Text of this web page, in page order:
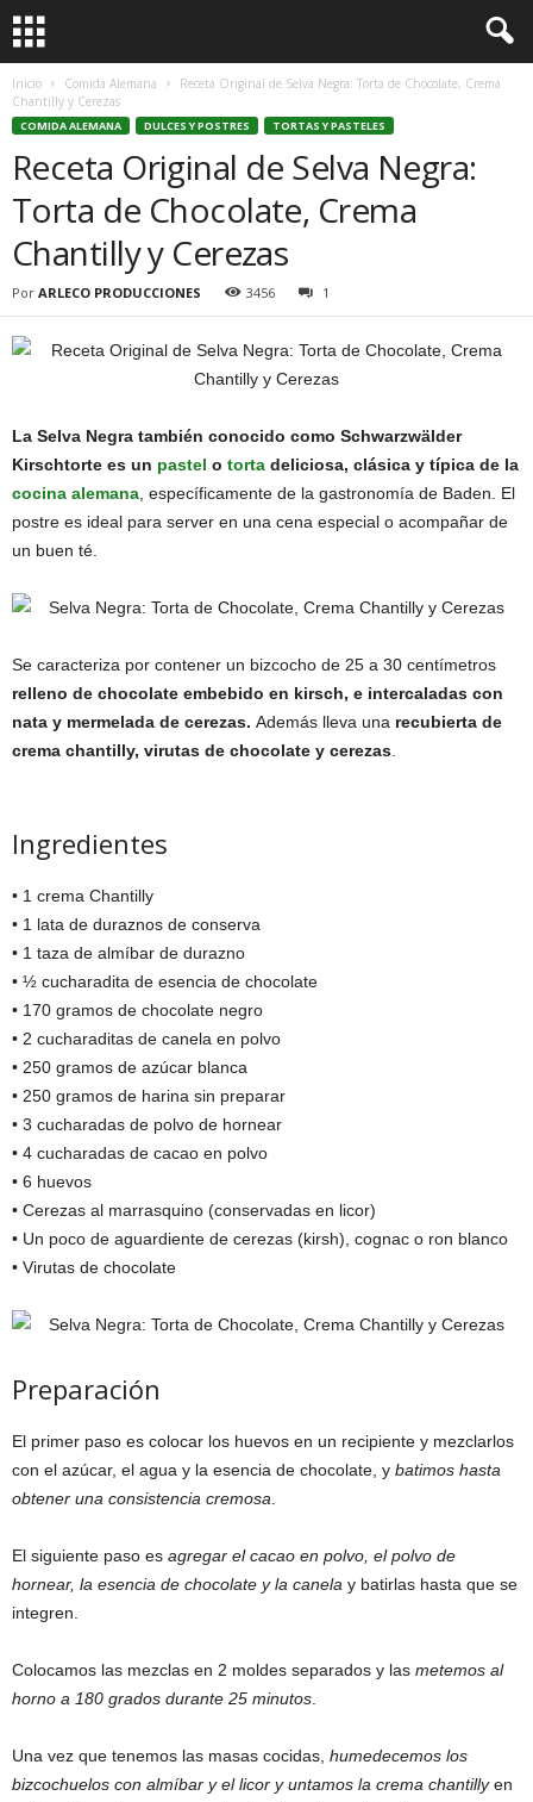
Inicio Comida Alemana
Receta Original de Selva Negra: Torta de Chocolate, Crema
Chantilly y Cerezas
COMIDA ALEMANA DULCES Y POSTRES TORTAS Y PASTELES
Receta Original de Selva Negra:
Torta de Chocolate, Crema
Chantilly y Cerezas
Por ARLECO PRODUCCIONES 3456 1
La Selva Negra también conocido como Schwarzwälder
Kirschtorte es un pastel o torta deliciosa, clásica y típica de la
cocina alemana , específicamente de la gastronomía de Baden. El
postre es ideal para server en una cena especial o acompañar de
un buen té.
Se caracteriza por contener un bizcocho de 25 a 30 centímetros
relleno de chocolate embebido en kirsch, e intercaladas con
nata y mermelada de cerezas. Además lleva una recubierta de
crema chantilly, virutas de chocolate y cerezas
Ingredientes
• 1 crema Chantilly
• 1 lata de duraznos de conserva
• 1 taza de almíbar de durazno
• ½ cucharadita de esencia de chocolate
• 170 gramos de chocolate negro
• 2 cucharaditas de canela en polvo
• 250 gramos de azúcar blanca
• 250 gramos de harina sin preparar
• 3 cucharadas de polvo de hornear
• 4 cucharadas de cacao en polvo
• 6 huevos
• Cerezas al marrasquino (conservadas en licor)
• Un poco de aguardiente de cerezas (kirsh), cognac o ron blanco
• Virutas de chocolate
Preparación
El primer paso es colocar los huevos en un recipiente y mezclarlos
con el azúcar, el agua y la esencia de chocolate, y batimos hasta
obtener una consistencia cremosa
El siguiente paso es agregar el cacao en polvo, el polvo de
hornear, la esencia de chocolate y la canela y batirlas hasta que se
integren.
Colocamos las mezclas en 2 moldes separados y las metemos al
horno a 180 grados durante 25 minutos
Una vez que tenemos las masas cocidas, humedecemos los
bizcochuelos con almíbar y el licor y untamos la crema chantillyen